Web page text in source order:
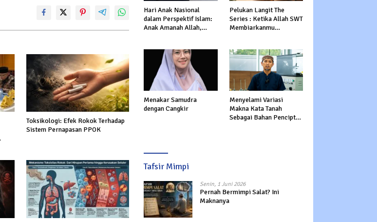
Toksikologi: Efek Rokok Terhadap
Sistem Pernapasan PPOK
Hari Anak Nasional
dalam Perspektif Islam:
Anak Amanah Allah,
Pelukan Langit The
Series : Ketika Allah SWT
Membiarkanmu
Menakar Samudra
dengan Cangkir
Menyelami Variasi
Makna Kata Tanah
Sebagai Bahan Pencipta
Tafsir Mimpi
Senin, 1 Juni 2026
Pernah Bermimpi Salat? Ini
Maknanya